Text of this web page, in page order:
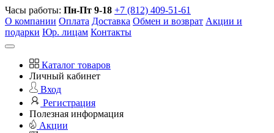
Часы работы: Пн-Пт 9-18 +7 (812) 409-51-61
О компании Оплата Доставка Обмен и возврат Акции и
подарки Юр. лицам Контакты
Каталог товаров
Личный кабинет
Вход
Регистрация
Полезная информация
Акции